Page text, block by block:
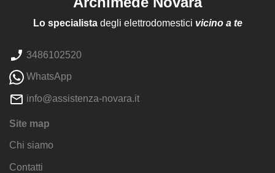
Lo specialistadegli elettrodomestici vicino a te
3486102520
WhatsApp
info@assistenza-novara.it
Site map
Chi siamo
Contatti